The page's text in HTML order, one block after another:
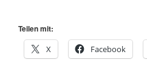
Teilen mit:
X
Facebook